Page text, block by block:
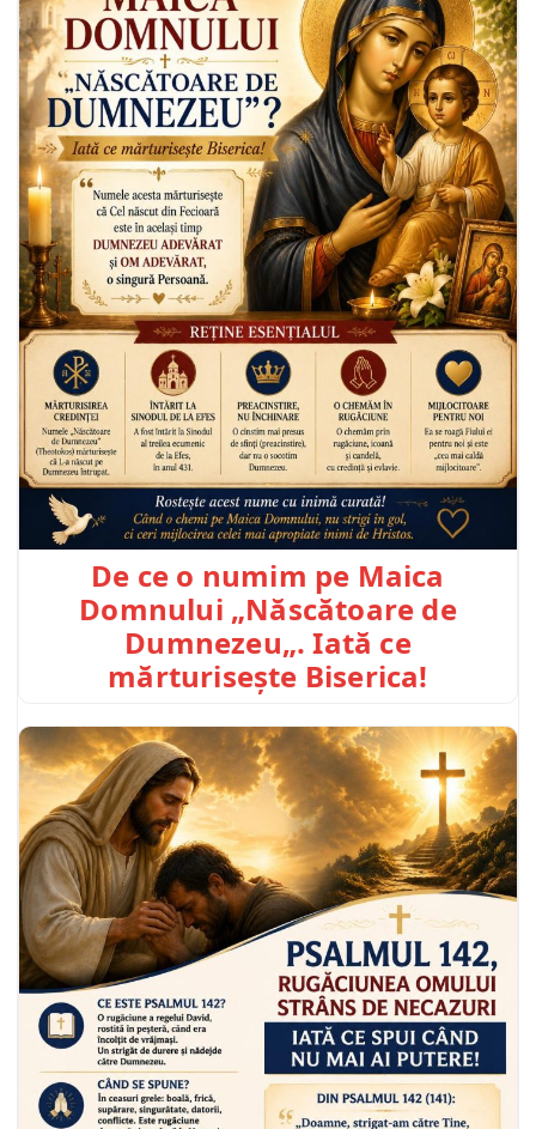
De ce o numim pe Maica
Domnului „Născătoare de
Dumnezeu„. Iată ce
mărturisește Biserica!